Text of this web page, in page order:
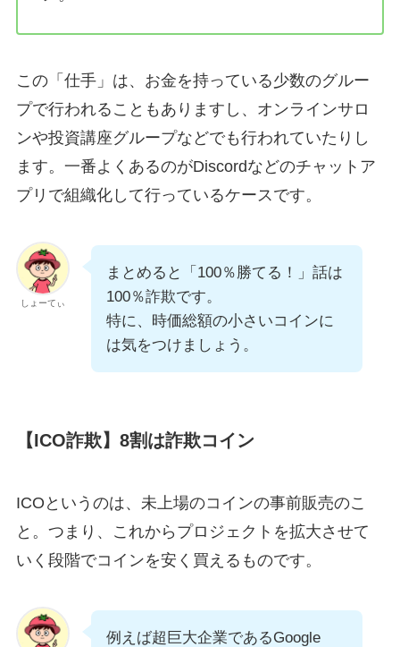
この「仕手」は、お金を持っている少数のグルー
プで行われることもありますし、オンラインサロ
ンや投資講座グループなどでも行われていたりし
ます。一番よくあるのがDiscordなどのチャットア
プリで組織化して行っているケースです。
しょーてぃ
まとめると「100％勝てる！」話は
100％詐欺です。
特に、時価総額の小さいコインに
は気をつけましょう。
【ICO詐欺】8割は詐欺コイン
ICOというのは、未上場のコインの事前販売のこ
と。つまり、これからプロジェクトを拡大させて
いく段階でコインを安く買えるものです。
例えば超巨大企業であるGoogle